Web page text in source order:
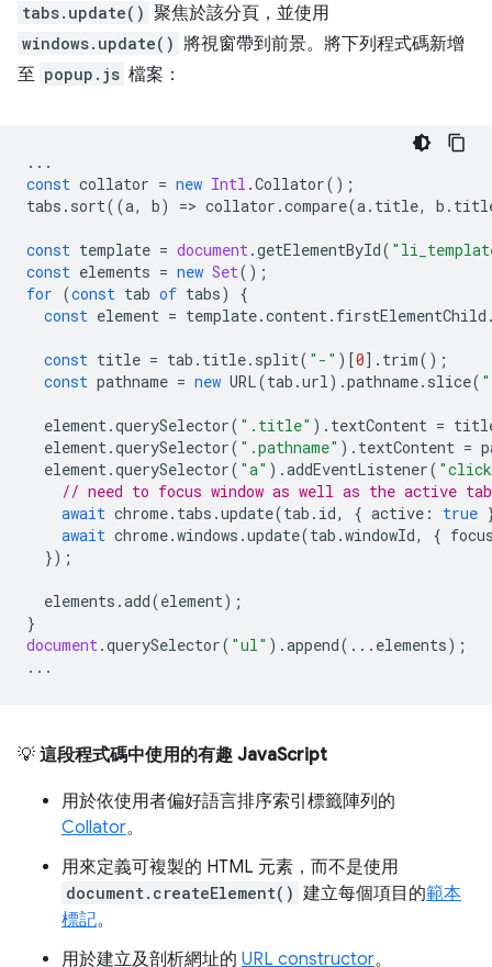
tabs.update() 聚焦於該分頁，並使用
windows.update() 將視窗帶到前景。將下列程式碼新增
至 popup.js 檔案：
...
const collator = new Intl .Collator();
tabs . sort((a, b) => collator .compare(a. title, b .
const template = document.getElementById(
const elements = new Set();
for (const tab of tabs)
{
const element = template.content. firstElementChild
const title = tab . title. split( "-" )[0]. trim();
const pathname = new URL(tab .url).pathname. slice(
element.querySelector( ".title" ). textContent =
element.querySelector( ".pathname" ). textContent =
element.querySelector( "a" ).addEventListener(
// need to focus window as well as the active tab
await chrome. tabs .update(tab . id, { active : true
await chrome.windows .update(tab .windowId, {
});
elements .add(element);
}
document.querySelector( "ul" ).append(... elements);
...
💡 這段程式碼中使用的有趣 JavaScript
用於依使用者偏好語言排序索引標籤陣列的
Collator。
用來定義可複製的 HTML 元素，而不是使用
document.createElement() 建立每個項目的範本
標記。
用於建立及剖析網址的 URL constructor。